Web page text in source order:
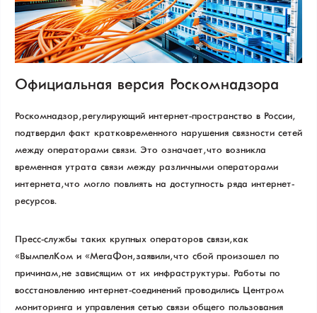
Официальная версия Роскомнадзора
Роскомнадзор, регулирующий интернет-пространство в России,
подтвердил факт кратковременного нарушения связности сетей
между операторами связи. Это означает, что возникла
временная утрата связи между различными операторами
интернета, что могло повлиять на доступность ряда интернет-
ресурсов.
Пресс-службы таких крупных операторов связи, как
«ВымпелКом» и «МегаФон», заявили, что сбой произошел по
причинам, не зависящим от их инфраструктуры. Работы по
восстановлению интернет-соединений проводились Центром
мониторинга и управления сетью связи общего пользования